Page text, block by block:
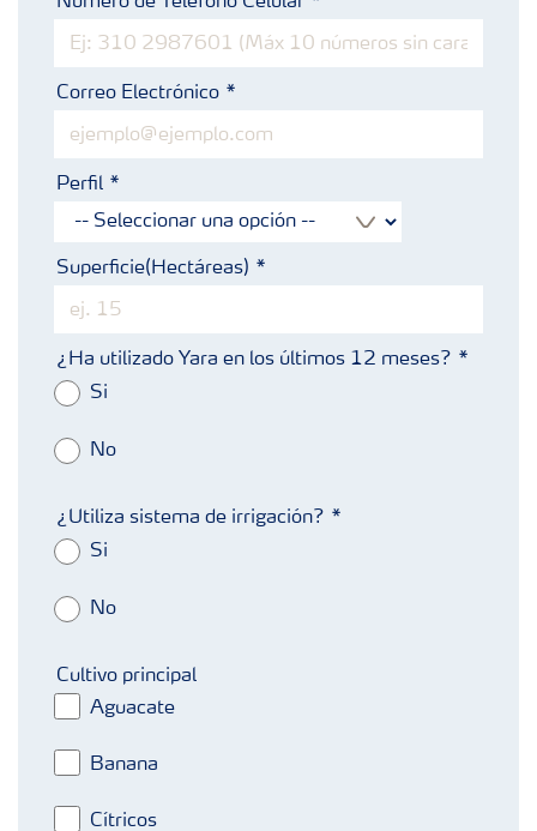
Correo Electrónico
Perfil
Superficie(Hectáreas)
¿Ha utilizado Yara en los últimos 12 meses?
Si
No
¿Utiliza sistema de irrigación?
Si
No
Cultivo principal
Aguacate
Banana
Cítricos